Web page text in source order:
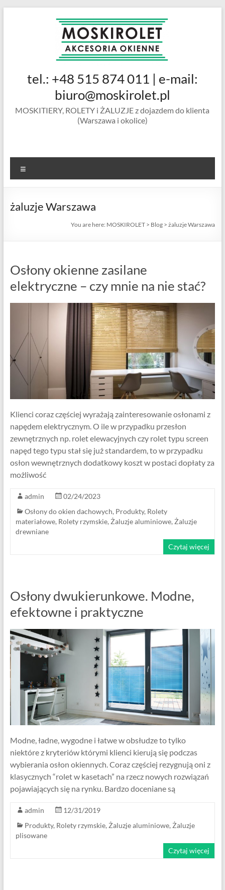
MOSKIROLET
siatki na
okienne |
ramkowe i
drzwiowe
tel.: +48 515 874 011 | e-mail:
biuro@moskirolet.pl
MOSKITIERY, ROLETY i ŻALUZJE z dojazdem do klienta
(Warszawa i okolice)
żaluzje Warszawa
You are here: MOSKIROLET > Blog >żaluzje Warszawa
Osłony okienne zasilane
elektryczne – czy mnie na nie stać?
Klienci coraz częściej wyrażają zainteresowanie osłonami z
napędem elektrycznym. O ile w przypadku przesłon
zewnętrznych np. rolet elewacyjnych czy rolet typu screen
napęd tego typu stał się już standardem, to w przypadku
osłon wewnętrznych dodatkowy koszt w postaci dopłaty za
możliwość
admin
02/24/2023
Osłony do okien dachowych, Produkty, Rolety
materiałowe, Rolety rzymskie, Żaluzje aluminiowe, Żaluzje
drewniane
Czytaj więcej
Osłony dwukierunkowe. Modne,
efektowne i praktyczne
Modne, ładne, wygodne i łatwe w obsłudze to tylko
niektóre z kryteriów którymi klienci kierują się podczas
wybierania osłon okiennych. Coraz częściej rezygnują oni z
klasycznych “rolet w kasetach” na rzecz nowych rozwiązań
pojawiających się na rynku. Bardzo doceniane są
admin
12/31/2019
Produkty, Rolety rzymskie, Żaluzje aluminiowe, Żaluzje
plisowane
Czytaj więcej